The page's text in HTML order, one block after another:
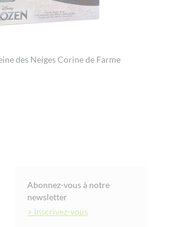
des Neiges Corine de Farme
Abonnez-vous à notre
newsletter
> Inscrivez-vous